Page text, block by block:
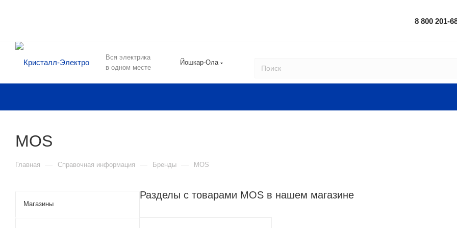
8 800 201-
Вся электрика
в одном месте
Йошкар-Ола
MOS
Главная — Справочная информация — Бренды — MOS
Разделы с товарами MOS в нашем магазине
Магазины